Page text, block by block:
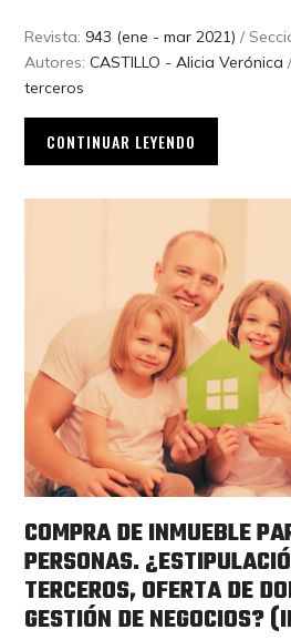
Revista: 943 (ene - mar 2021) /
Autores:CASTILLO - Alicia Verónica
terceros
CONTINUAR LEYENDO
COMPRA DE INMUEBLE
PERSONAS.
TERCEROS, OFERTA DE
GESTIÓN DE NEGOCIOS?